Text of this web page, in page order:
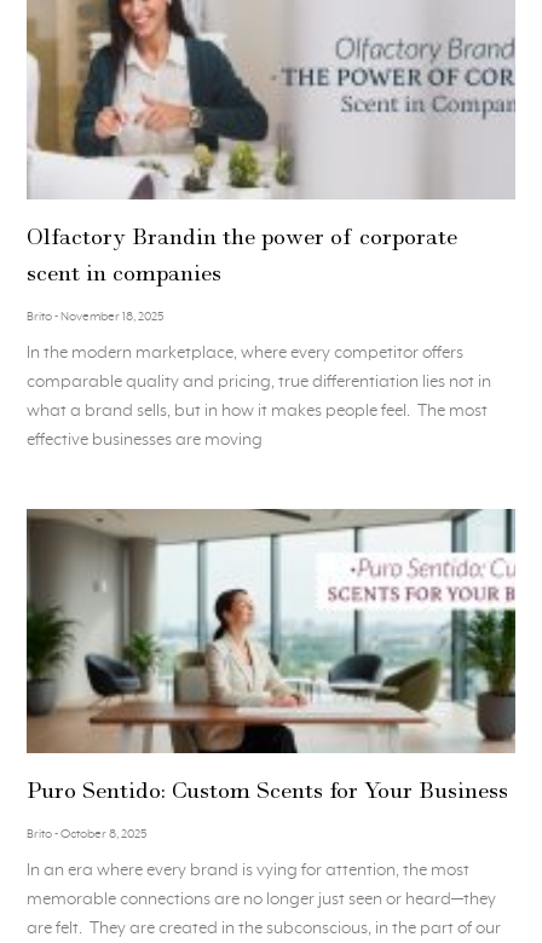
Olfactory Brandin the power of corporate
scent in companies
Brito November 18, 2025
In the modern marketplace, where every competitor offers
comparable quality and pricing, true differentiation lies not in
what a brand sells, but in how it makes people feel. The most
effective businesses are moving
Puro Sentido: Custom Scents for Your Business
Brito October 8, 2025
In an era where every brand is vying for attention, the most
memorable connections are no longer just seen or heard—they
are felt. They are created in the subconscious, in the part of our